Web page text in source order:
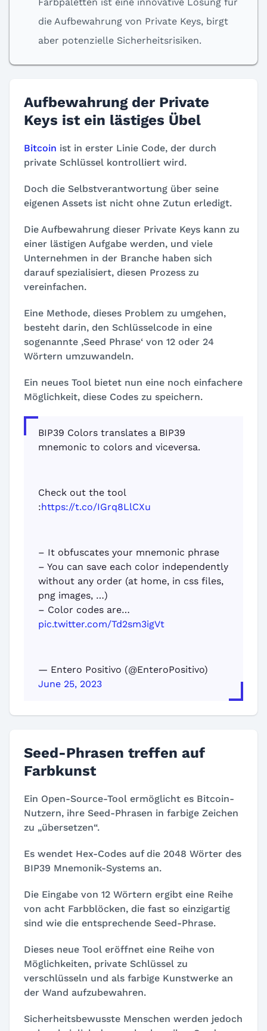
die Aufbewahrung von Private Keys, birgt
aber potenzielle Sicherheitsrisiken.
Aufbewahrung der Private
Keys ist ein lästiges Übel
Bitcoin ist in erster Linie Code, der durch
private Schlüssel kontrolliert wird.
Doch die Selbstverantwortung über seine
eigenen Assets ist nicht ohne Zutun erledigt.
Die Aufbewahrung dieser Private Keys kann zu
einer lästigen Aufgabe werden, und viele
Unternehmen in der Branche haben sich
darauf spezialisiert, diesen Prozess zu
vereinfachen.
Eine Methode, dieses Problem zu umgehen,
besteht darin, den Schlüsselcode in eine
sogenannte ‚Seed Phrase‘ von 12 oder 24
Wörtern umzuwandeln.
Ein neues Tool bietet nun eine noch einfachere
Möglichkeit, diese Codes zu speichern.
BIP39 Colors translates a BIP39
mnemonic to colors and viceversa.
Check out the tool
:https://t.co/IGrq8LlCXu
– It obfuscates your mnemonic phrase
– You can save each color independently
without any order (at home, in css files,
png images, …)
– Color codes are…
pic.twitter.com/Td2sm3igVt
— Entero Positivo (@EnteroPositivo)
June 25, 2023
Seed-Phrasen treffen auf
Farbkunst
Ein Open-Source-Tool ermöglicht es Bitcoin-
Nutzern, ihre Seed-Phrasen in farbige Zeichen
zu „übersetzen“.
Es wendet Hex-Codes auf die 2048 Wörter des
BIP39 Mnemonik-Systems an.
Die Eingabe von 12 Wörtern ergibt eine Reihe
von acht Farbblöcken, die fast so einzigartig
sind wie die entsprechende Seed-Phrase.
Dieses neue Tool eröffnet eine Reihe von
Möglichkeiten, private Schlüssel zu
verschlüsseln und als farbige Kunstwerke an
der Wand aufzubewahren.
Sicherheitsbewusste Menschen werden jedoch